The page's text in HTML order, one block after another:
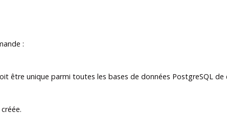
:
être unique parmi toutes les bases de données PostgreSQL de